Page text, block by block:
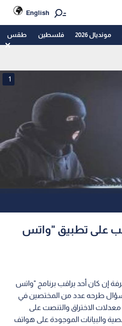
English
مونديال 2026 فلسطين طقس
1
على تطبيق "واتس
إن كان أحد يراقب برنامج "واتس
سؤال طرحه عدد من المختصين في
معدلات الاختراق والتنصت على
والبيانات الموجودة على هواتف